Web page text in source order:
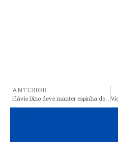
ANTERIOR
Flávio Dino deve manter espinha dorsal de secretariado